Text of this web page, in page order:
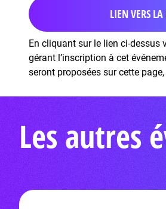
LIEN VERS
En cliquant sur le lien ci-dessus
gérant l’inscription à cet
seront proposées sur cette
Les autres